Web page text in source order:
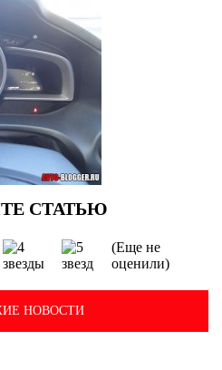
(Еще не
оценили)
НОВОСТИ